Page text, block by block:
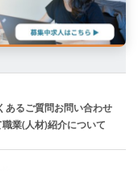
あるご質問お問い合わせ
職業(人材)紹介について